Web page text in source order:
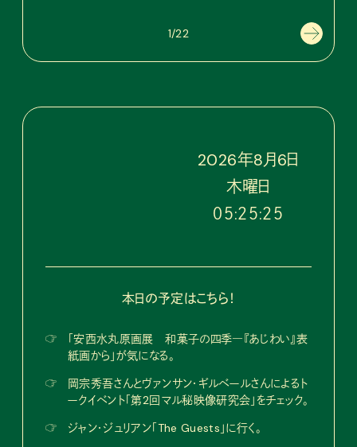
1/22
2026年8月6日
木曜日
０５:２５:２６
本日の予定はこちら！
☞
「安西水丸原画展 和菓子の四季―『あじわい』表
紙画から」が気になる。
☞
岡宗秀吾さんとヴァンサン・ギルベールさんによるト
ークイベント「第2回マル秘映像研究会」をチェック。
☞
ジャン・ジュリアン「The Guests」に行く。